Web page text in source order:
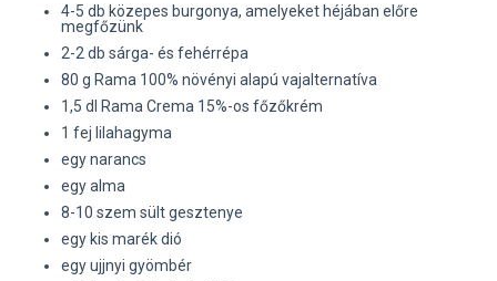
4-5 db közepes burgonya, amelyeket héjában előre
megfőzünk
2-2 db sárga- és fehérrépa
80 g Rama 100% növényi alapú vajalternatíva
1,5 dl Rama Crema 15%-os főzőkrém
1 fej lilahagyma
egy narancs
egy alma
8-10 szem sült gesztenye
egy kis marék dió
egy ujjnyi gyömbér